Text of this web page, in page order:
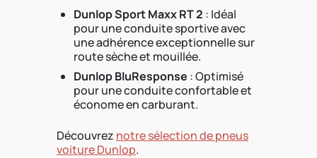
Dunlop Sport Maxx RT 2 : Idéal
pour une conduite sportive avec
une adhérence exceptionnelle sur
route sèche et mouillée.
Dunlop BluResponse : Optimisé
pour une conduite confortable et
économe en carburant.
Découvrez notre sélection de pneus
voiture Dunlop.